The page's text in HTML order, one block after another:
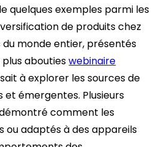
quelques exemples parmi les
de produits chez
monde entier, présentés
plus aboutieswebinaire
à explorer les sources de
émergentes. Plusieurs
comment les
ou adaptés à des appareils